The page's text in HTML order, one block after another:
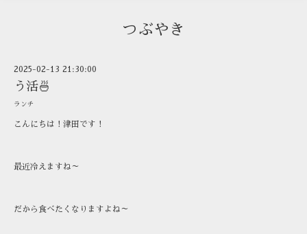
つぶやき
2025-02-13 21:30:00
う活🍜
ランチ
こんにちは！津田です！
最近冷えますね～
だから食べたくなりますよね～